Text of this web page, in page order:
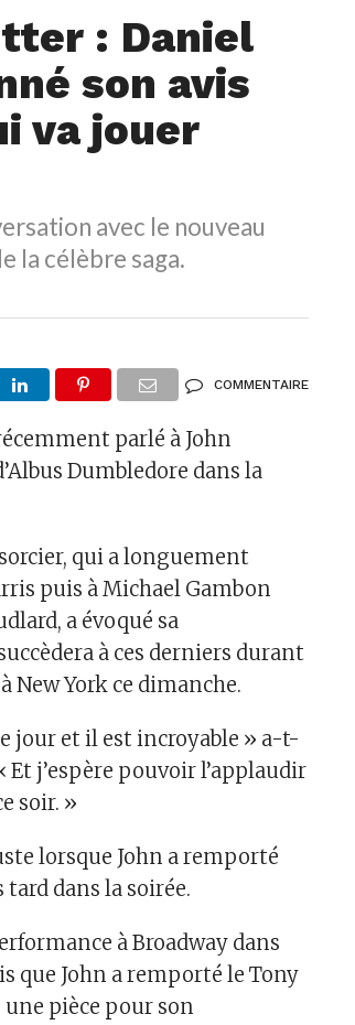
: Daniel
son avis
va jouer
avec le nouveau
la célèbre saga.
COMMENTAIRE
parlé à John
Dumbledore dans la
qui a longuement
puis à Michael Gambon
a évoqué sa
à ces derniers durant
New York ce dimanche.
jour et il est incroyable » a-t-
j’espère pouvoir l’applaudir
soir. »
lorsque John a remporté
dans la soirée.
à Broadway dans
que John a remporté le Tony
pièce pour son